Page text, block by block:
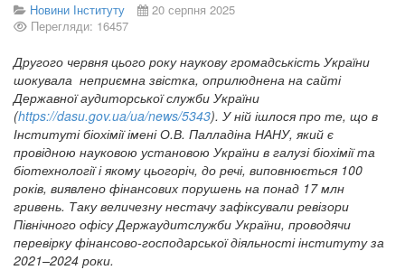
Новини Інституту
20 серпня 2025
Перегляди: 16457
Другого червня цього року наукову громадськість України
шокувала неприємна звістка, оприлюднена на сайті
Державної аудиторської служби України
(https://dasu.gov.ua/ua/news/5343). У ній ішлося про те, що в
Інституті біохімії імені О.В. Палладіна НАНУ, який є
провідною науковою установою України в галузі біохімії та
біотехнології і якому цьогоріч, до речі, виповнюється 100
років, виявлено фінансових порушень на понад 17 млн
гривень. Таку величезну нестачу зафіксували ревізори
Північного офісу Держаудитслужби України, проводячи
перевірку фінансово-господарської діяльності інституту за
2021–2024 роки.